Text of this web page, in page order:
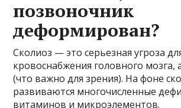
позвоночник
деформирован?
Сколиоз — это серьезная угроза
кровоснабжения головного мозга,
(что важно для зрения). На фоне
развиваются многочисленные
витаминов и микроэлементов.